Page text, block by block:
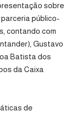
sobre
público-
contando com
Gustavo
Batista dos
da Caixa
de